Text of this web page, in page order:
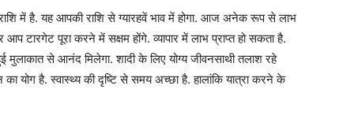
में है. यह आपकी राशि से ग्यारहवें भाव में होगा. आज अनेक रूप से लाभ
टारगेट पूरा करने में सक्षम होंगे. व्यापार में लाभ प्राप्त हो सकता है.
मुलाकात से आनंद मिलेगा. शादी के लिए योग्य जीवनसाथी तलाश रहे
योग है. स्वास्थ्य की दृष्टि से समय अच्छा है. हालांकि यात्रा करने के